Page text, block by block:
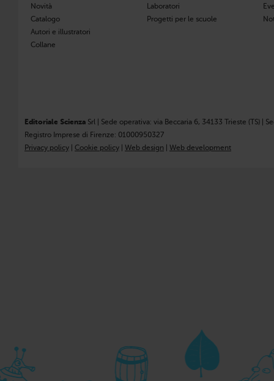
Novità
Catalogo
Autori e illustratori
Collane
Laboratori
Progetti per le scuole
Editoriale Scienza Srl | Sede operativa: via Beccaria 6, 34133 Trieste (TS) |
Registro Imprese di Firenze: 01000950327
Privacy policy
Cookie policy Web design Web development